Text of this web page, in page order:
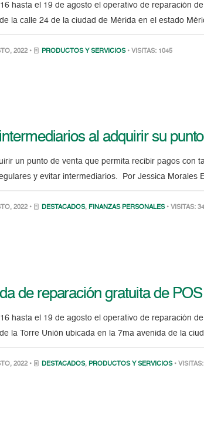
hasta el 19 de agosto el operativo de reparación
la calle 24 de la ciudad de Mérida en el estado
2022 • PRODUCTOS Y SERVICIOS • VISITAS: 1045
al adquirir su
un punto de venta que permita recibir pagos con
y evitar intermediarios. Por Jessica Morales
2022 • DESTACADOS, FINANZAS PERSONALES • VISITAS:
de reparación gratuita de
hasta el 19 de agosto el operativo de reparación
la Torre Unión ubicada en la 7ma avenida de la
2022 • DESTACADOS, PRODUCTOS Y SERVICIOS •